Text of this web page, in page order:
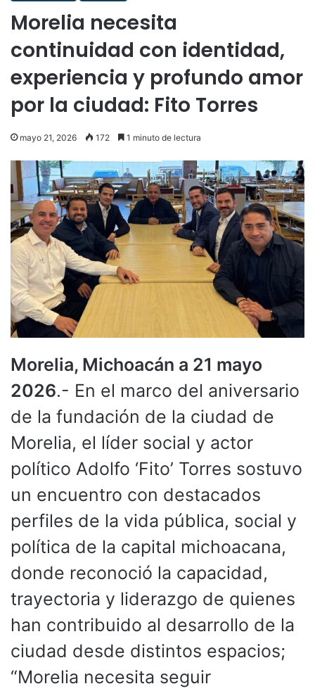
Morelia necesita
continuidad con identidad,
experiencia y profundo amor
por la ciudad: Fito Torres
mayo 21, 2026 172 1 minuto de lectura
Morelia, Michoacán a 21 mayo
2026.- En el marco del aniversario
de la fundación de la ciudad de
Morelia, el líder social y actor
político Adolfo ‘Fito’ Torres sostuvo
un encuentro con destacados
perfiles de la vida pública, social y
política de la capital michoacana,
donde reconoció la capacidad,
trayectoria y liderazgo de quienes
han contribuido al desarrollo de la
ciudad desde distintos espacios;
“Morelia necesita seguir